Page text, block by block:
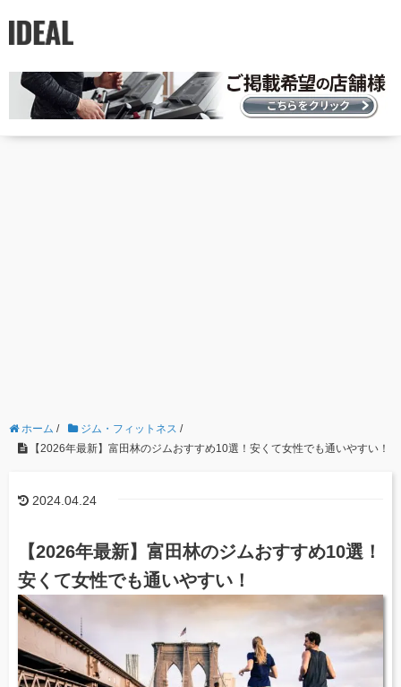
ホーム / ジム・フィットネス /
【2026年最新】富田林のジムおすすめ10選！安くて女性でも通いやすい！
2024.04.24
【2026年最新】富田林のジムおすすめ10選！
安くて女性でも通いやすい！